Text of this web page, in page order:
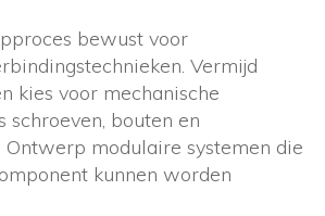
bewust voor
Vermijd
kies voor mechanische
schroeven, bouten en
modulaire systemen die
kunnen worden